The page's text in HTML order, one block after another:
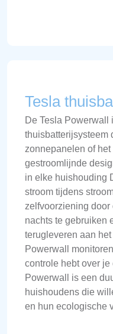
Tesla
De Tesla Powerwall
thuisbatterijsysteem
zonnepanelen of
gestroomlijnde
in elke huishouding
stroom tijdens
zelfvoorziening
nachts te gebruiken
terugleveren aan
Powerwall
controle hebt over
Powerwall is een
huishoudens die
en hun ecologische